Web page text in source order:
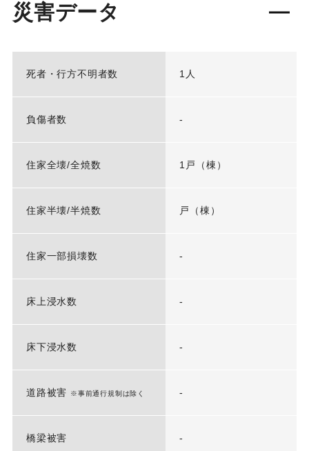
災害データ
死者・行方不明者数 1人
負傷者数 -
住家全壊/全焼数 1戸（棟）
住家半壊/半焼数 戸（棟）
住家一部損壊数 -
床上浸水数 -
床下浸水数 -
道路被害 ※事前通行規制は除く -
橋梁被害 -